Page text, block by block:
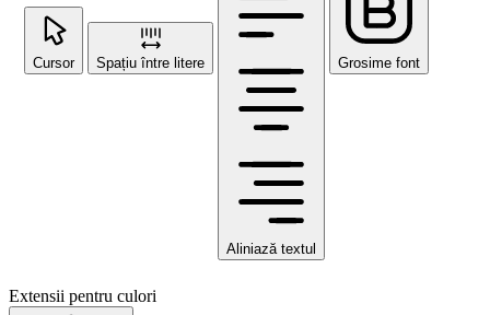
Cursor Spațiu între litere
Aliniază textul
Grosime font
Extensii pentru culori